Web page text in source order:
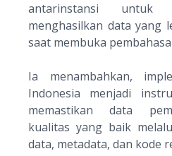
antarinstansi untuk
menghasilkan data yang
saat membuka
Ia menambahkan,
Indonesia menjadi
memastikan data
kualitas yang baik
data, metadata, dan kode